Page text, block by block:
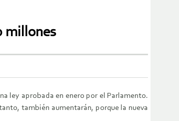
millones
ley aprobada en enero por el Parlamento.
también aumentarán, porque la nueva